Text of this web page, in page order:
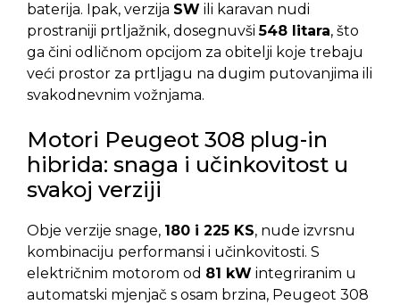
baterija. Ipak, verzija SW ili karavan nudi
prostraniji prtljažnik, dosegnuvši548 litara, što
ga čini odličnom opcijom za obitelji koje trebaju
veći prostor za prtljagu na dugim putovanjima ili
svakodnevnim vožnjama.
Motori Peugeot 308 plug-in
hibrida: snaga i učinkovitost u
svakoj verziji
Obje verzije snage, 180 i 225 KS, nude izvrsnu
kombinaciju performansi i učinkovitosti. S
električnim motorom od 81 kW integriranim u
automatski mjenjač s osam brzina, Peugeot 308